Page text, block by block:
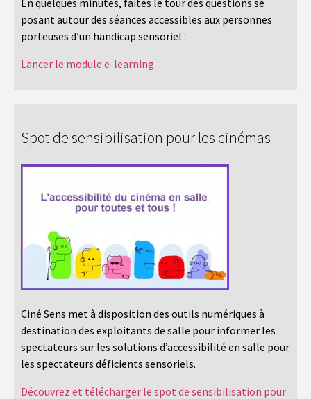
posant autour des séances accessibles aux personnes
porteuses d’un handicap sensoriel :
Lancer le module e-learning
Spot de sensibilisation pour les cinémas
Ciné Sens met à disposition des outils numériques à
destination des exploitants de salle pour informer les
spectateurs sur les solutions d’accessibilité en salle pour
les spectateurs déficients sensoriels.
Découvrez et télécharger le spot de sensibilisation pour